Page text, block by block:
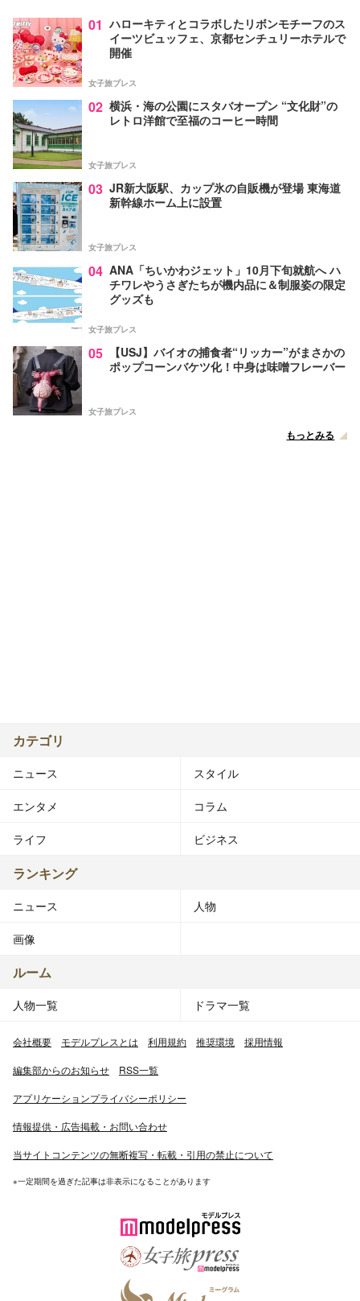
01 ハローキティとコラボしたリボンモチーフのス
イーツビュッフェ、京都センチュリーホテルで
開催
女子旅プレス
02 横浜・海の公園にスタバオープン “文化財”の
レトロ洋館で至福のコーヒー時間
女子旅プレス
03 JR新大阪駅、カップ氷の自販機が登場 東海道
新幹線ホーム上に設置
女子旅プレス
04 ANA「ちいかわジェット」10月下旬就航へ ハ
チワレやうさぎたちが機内品に＆制服姿の限定
グッズも
女子旅プレス
05
【USJ】バイオの捕食者“リッカー”がまさかの
ポップコーンバケツ化！中身は味噌フレーバー
女子旅プレス
もっとみる
カテゴリ
ニュース スタイル
エンタメ コラム
ライフ ビジネス
ランキング
ニュース 人物
画像
ルーム
人物一覧 ドラマ一覧
会社概要 モデルプレスとは 利用規約 推奨環境 採用情報
編集部からのお知らせ RSS一覧
アプリケーションプライバシーポリシー
情報提供・広告掲載・お問い合わせ
当サイトコンテンツの無断複写・転載・引用の禁止について
※一定期間を過ぎた記事は非表示になることがあります